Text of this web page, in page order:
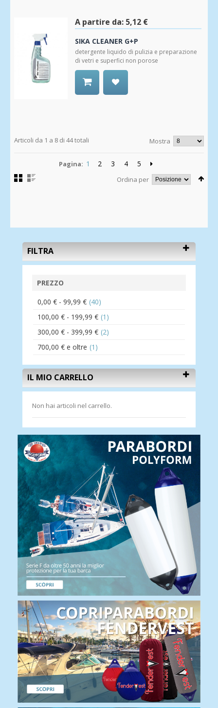
A partire da: 5,12 €
SIKA CLEANER G+P
detergente liquido di pulizia e preparazione
di vetri e superfici non porose
Articoli da 1 a 8 di 44 totali Mostra
Pagina: 1 2 3 4 5
Ordina per
FILTRA
PREZZO
0,00 € - 99,99 € (40)
100,00 € - 199,99 € (1)
300,00 € - 399,99 € (2)
700,00 € e oltre (1)
IL MIO CARRELLO
Non hai articoli nel carrello.